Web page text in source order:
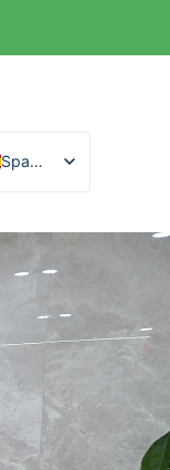
Spanish
English
Arabic
French
Portuguese
Russian